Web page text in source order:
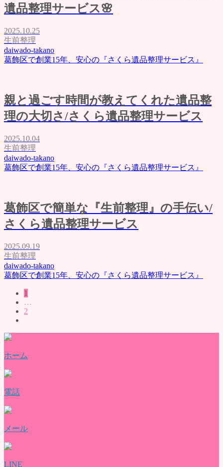
遺品整理サービス🌸
2025.10.25
生前整理
daiwado-takano
葛飾区で創業15年、安心の『さくら遺品整理サービス』
親と過ごす時間が教えてくれた遺品整
理の大切さ/さくら遺品整理サービス
2025.10.04
生前整理
daiwado-takano
葛飾区で創業15年、安心の『さくら遺品整理サービス』
葛飾区で簡単な『生前整理』の手伝い/
さくら遺品整理サービス
2025.09.19
生前整理
daiwado-takano
葛飾区で創業15年、安心の『さくら遺品整理サービス』
1
…
2
ホーム
電話
メール
LINE